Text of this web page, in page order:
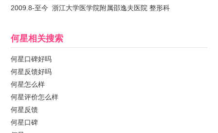
2009.8-至今 浙江大学医学院附属邵逸夫医院 整形科
何星相关搜索
何星口碑好吗
何星反馈好吗
何星怎么样
何星评价怎么样
何星反馈
何星口碑